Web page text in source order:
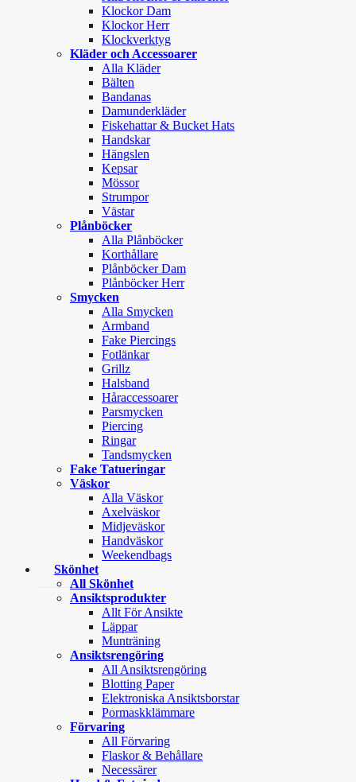
Klockor Dam
Klockor Herr
Klockverktyg
Kläder och Accessoarer
Alla Kläder
Bälten
Bandanas
Damunderkläder
Fiskehattar & Bucket Hats
Handskar
Hängslen
Kepsar
Mössor
Strumpor
Västar
Plånböcker
Alla Plånböcker
Korthållare
Plånböcker Dam
Plånböcker Herr
Smycken
Alla Smycken
Armband
Fake Piercings
Fotlänkar
Grillz
Halsband
Håraccessoarer
Parsmycken
Piercing
Ringar
Tandsmycken
Fake Tatueringar
Väskor
Alla Väskor
Axelväskor
Midjeväskor
Handväskor
Weekendbags
Skönhet
All Skönhet
Ansiktsprodukter
Allt För Ansikte
Läppar
Munträning
Ansiktsrengöring
All Ansiktsrengöring
Blotting Paper
Elektroniska Ansiktsborstar
Pormaskklämmare
Förvaring
All Förvaring
Flaskor & Behållare
Necessärer